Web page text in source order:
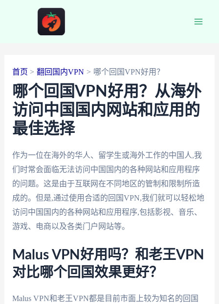
首页 翻回国内VPN 哪个回国VPN好用？
哪个回国VPN好用？从海外
访问中国国内网站和应用的
最佳选择
作为一位在海外的华人、留学生或海外工作的中国人,我
们时常会面临无法访问中国国内的各种网站和应用程序
的问题。这是由于互联网在不同地区的管制和限制所造
成的。但是,通过使用合适的回国VPN,我们就可以轻松地
访问中国国内的各种网站和应用程序,包括影视、音乐、
游戏、电商以及各类门户网站等。
Malus VPN好用吗？和老王VPN
对比哪个回国效果更好？
Malus VPN和老王VPN都是目前市面上较为知名的回国